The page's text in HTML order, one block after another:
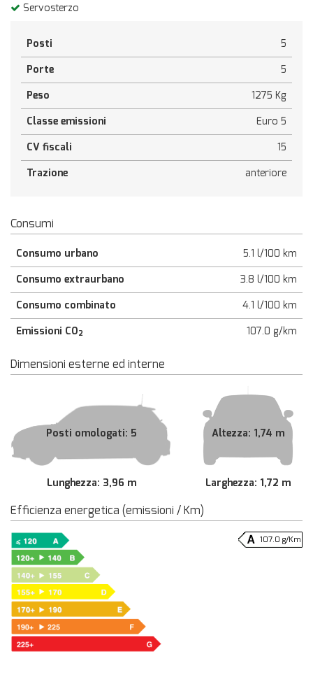
Servosterzo
Posti
5
Porte
5
Peso
1275 Kg
Classe emissioni
Euro 5
CV fiscali
15
Trazione
anteriore
Consumi
Consumo urbano
5.1 l/100 km
Consumo extraurbano
3.8 l/100 km
Consumo combinato
4.1 l/100 km
Emissioni CO2 107.0 g/km
Dimensioni esterne ed interne
Posti omologati: 5
Lunghezza: 3,96 m
Altezza: 1,74 m
Larghezza: 1,72 m
Efficienza energetica (emissioni / Km)
107.0 g/Km